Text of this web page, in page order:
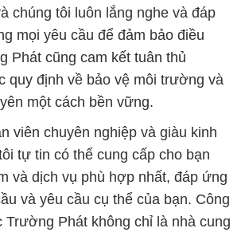
chúng tôi luôn lắng nghe và đáp
mọi yêu cầu để đảm bảo điều
Phát cũng cam kết tuân thủ
quy định về bảo vệ môi trường và
một cách bền vững.
viên chuyên nghiệp và giàu kinh
tự tin có thể cung cấp cho bạn
và dịch vụ phù hợp nhất, đáp ứng
và yêu cầu cụ thể của bạn. Công
Trường Phát không chỉ là nhà cung